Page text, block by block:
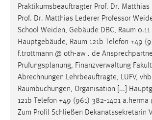
Praktikumsbeauftragter Prof. Dr. Matthias
Prof. Dr. Matthias Lederer Professor
School Weiden, Gebäude DBC, Raum
Hauptgebäude, Raum 121b Telefon +49
f.trottmann @ oth-aw . de
Prüfungsplanung, Finanzverwaltung
Abrechnungen Lehrbeauftragte, LUFV,
Raumbuchungen, Organisation [...]
121b Telefon +49 (961) 382-1401 a.herma
Zum Profil Schließen Dekanatssekretärin